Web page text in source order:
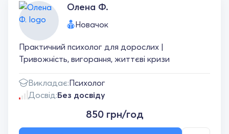
Олена Ф.
Новачок
Практичний психолог для дорослих |
Тривожність, вигорання, життєві кризи
Викладає:Психолог
Досвід:Без досвіду
850 грн/год